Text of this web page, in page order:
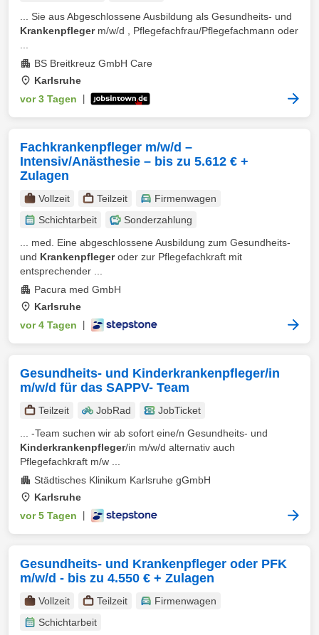
... Sie aus Abgeschlossene Ausbildung als Gesundheits- und
Krankenpflegerm/w/d , Pflegefachfrau/Pflegefachmann oder
BS Breitkreuz GmbH Care
Karlsruhe
vor 3 Tagen
Fachkrankenpfleger m/w/d –
Intensiv/Anästhesie – bis zu 5.612 € +
Zulagen
Vollzeit Teilzeit
Firmenwagen
Schichtarbeit
Sonderzahlung
... med. Eine abgeschlossene Ausbildung zum Gesundheits-
und Krankenpflegeroder zur Pflegefachkraft mit
entsprechender ...
Pacura med GmbH
Karlsruhe
vor 4 Tagen
Gesundheits- und Kinderkrankenpfleger/in
m/w/d für das SAPPV- Team
Teilzeit JobRad
JobTicket
... -Team suchen wir ab sofort eine/n Gesundheits- und
Kinderkrankenpfleger/in m/w/d alternativ auch
Pflegefachkraft m/w ...
Städtisches Klinikum Karlsruhe gGmbH
Karlsruhe
vor 5 Tagen
Gesundheits- und Krankenpfleger oder PFK
m/w/d - bis zu 4.550 € + Zulagen
Vollzeit Teilzeit
Firmenwagen
Schichtarbeit